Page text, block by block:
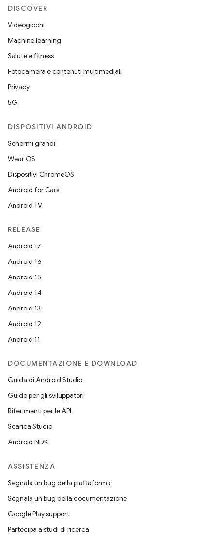
DISCOVER
Videogiochi
Machine learning
Salute e fitness
Fotocamera e contenuti multimediali
Privacy
5G
DISPOSITIVI ANDROID
Schermi grandi
Wear OS
Dispositivi ChromeOS
Android for Cars
Android TV
RELEASE
Android 17
Android 16
Android 15
Android 14
Android 13
Android 12
Android 11
DOCUMENTAZIONE E DOWNLOAD
Guida di Android Studio
Guide per gli sviluppatori
Riferimenti per le API
Scarica Studio
Android NDK
ASSISTENZA
Segnala un bug della piattaforma
Segnala un bug della documentazione
Google Play support
Partecipa a studi di ricerca